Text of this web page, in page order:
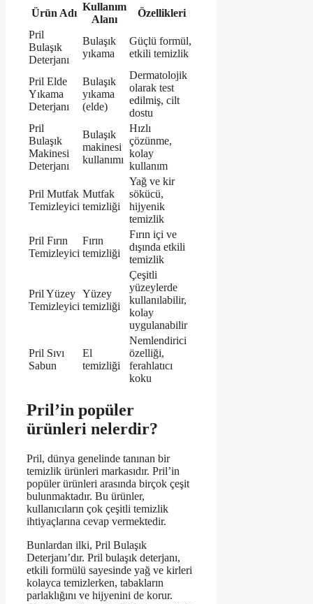
Ürün Adı
Kullanım
Alanı
Özellikleri
Pril
Bulaşık
Deterjanı
Bulaşık
yıkama
Güçlü formül,
etkili temizlik
Pril Elde
Yıkama
Deterjanı
Bulaşık
yıkama
(elde)
Dermatolojik
olarak test
edilmiş, cilt
dostu
Pril
Bulaşık
Makinesi
Deterjanı
Bulaşık
makinesi
kullanımı
Hızlı
çözünme,
kolay
kullanım
Pril Mutfak
Temizleyici
Mutfak
temizliği
Yağ ve kir
sökücü,
hijyenik
temizlik
Pril Fırın
Temizleyici
Fırın
temizliği
Fırın içi ve
dışında etkili
temizlik
Pril Yüzey
Temizleyici
Yüzey
temizliği
Çeşitli
yüzeylerde
kullanılabilir,
kolay
uygulanabilir
Pril Sıvı
Sabun
El
temizliği
Nemlendirici
özelliği,
ferahlatıcı
koku
Pril’in popüler
ürünleri nelerdir?
Pril, dünya genelinde tanınan bir
temizlik ürünleri markasıdır. Pril’in
popüler ürünleri arasında birçok çeşit
bulunmaktadır. Bu ürünler,
kullanıcıların çok çeşitli temizlik
ihtiyaçlarına cevap vermektedir.
Bunlardan ilki, Pril Bulaşık
Deterjanı’dır. Pril bulaşık deterjanı,
etkili formülü sayesinde yağ ve kirleri
kolayca temizlerken, tabakların
parlaklığını ve hijyenini de korur.